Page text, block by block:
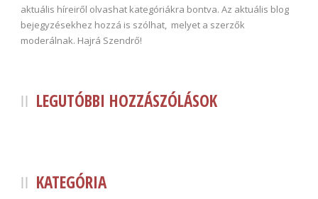
aktuális híreiről olvashat kategóriákra bontva. Az aktuális blog
bejegyzésekhez hozzá is szólhat, melyet a szerzők
moderálnak. Hajrá Szendrő!
LEGUTÓBBI HOZZÁSZÓLÁSOK
KATEGÓRIA